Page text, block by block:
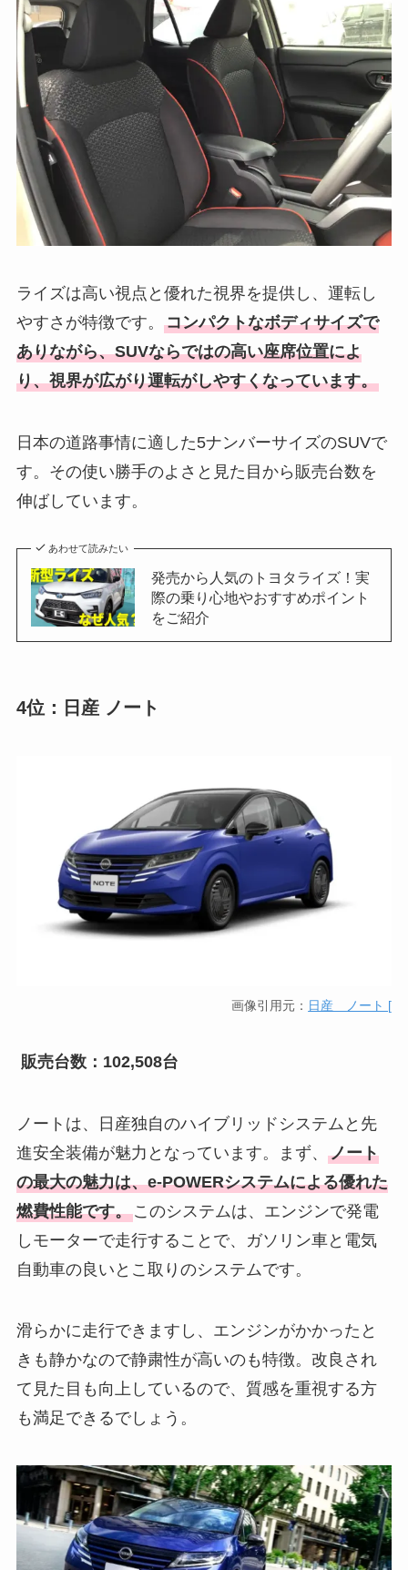
ライズは高い視点と優れた視界を提供し、運転し
やすさが特徴です。 コンパクトなボディサイズで
ありながら、SUVならではの高い座席位置によ
り、視界が広がり運転がしやすくなっています。
日本の道路事情に適した5ナンバーサイズのSUVで
す。その使い勝手のよさと見た目から販売台数を
伸ばしています。
あわせて読みたい
発売から人気のトヨタライズ！実
際の乗り心地やおすすめポイント
をご紹介
4位：日産 ノート
画像引用元： 日産 ノート [
販売台数：102,508台
ノートは、日産独自のハイブリッドシステムと先
進安全装備が魅力となっています。まず、 ノート
の最大の魅力は、e-POWERシステムによる優れた
燃費性能です。このシステムは、エンジンで発電
しモーターで走行することで、ガソリン車と電気
自動車の良いとこ取りのシステムです。
滑らかに走行できますし、エンジンがかかったと
きも静かなので静粛性が高いのも特徴。改良され
て見た目も向上しているので、質感を重視する方
も満足できるでしょう。